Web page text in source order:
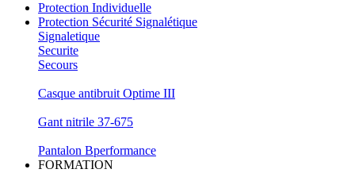
Protection Individuelle
Protection Sécurité Signalétique
Signaletique
Securite
Secours
Casque antibruit Optime III
Gant nitrile 37-675
Pantalon Bperformance
FORMATION